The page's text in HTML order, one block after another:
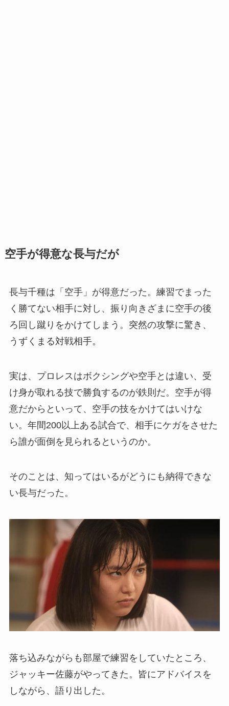
空手が得意な長与だが
長与千種は「空手」が得意だった。練習でまった
く勝てない相手に対し、振り向きざまに空手の後
ろ回し蹴りをかけてしまう。突然の攻撃に驚き、
うずくまる対戦相手。
実は、プロレスはボクシングや空手とは違い、受
け身が取れる技で勝負するのが鉄則だ。空手が得
意だからといって、空手の技をかけてはいけな
い。年間200以上ある試合で、相手にケガをさせた
ら誰が面倒を見られるというのか。
そのことは、知ってはいるがどうにも納得できな
い長与だった。
落ち込みながらも部屋で練習をしていたところ、
ジャッキー佐藤がやってきた。皆にアドバイスを
しながら、語り出した。